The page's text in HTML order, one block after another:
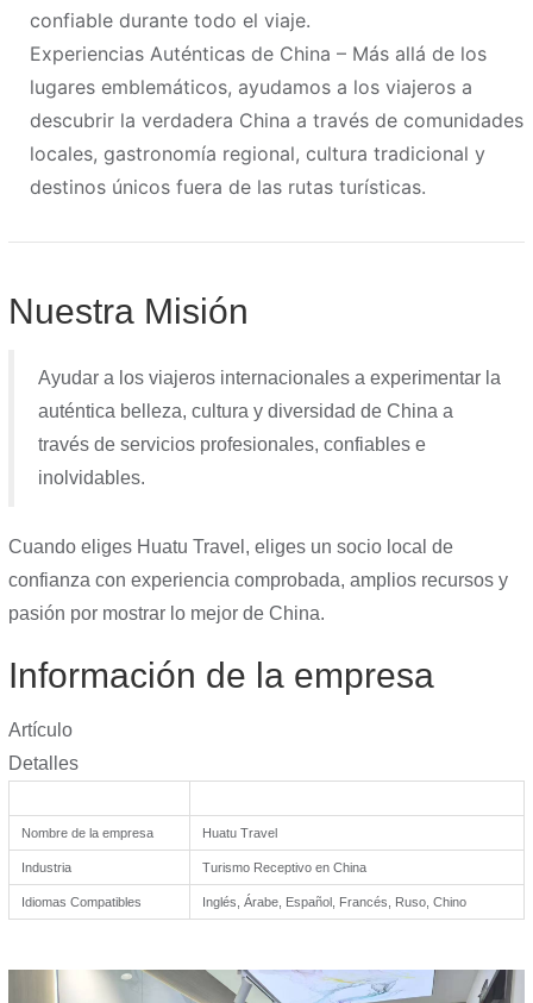
confiable durante todo el viaje.
Experiencias Auténticas de China – Más allá de los
lugares emblemáticos, ayudamos a los viajeros a
descubrir la verdadera China a través de comunidades
locales, gastronomía regional, cultura tradicional y
destinos únicos fuera de las rutas turísticas.
Nuestra Misión
Ayudar a los viajeros internacionales a experimentar la
auténtica belleza, cultura y diversidad de China a
través de servicios profesionales, confiables e
inolvidables.
Cuando eliges Huatu Travel, eliges un socio local de
confianza con experiencia comprobada, amplios recursos y
pasión por mostrar lo mejor de China.
Información de la empresa
Artículo
Detalles
Nombre de la empresa Huatu Travel
Industria Turismo Receptivo en China
Idiomas Compatibles Inglés, Árabe, Español, Francés, Ruso, Chino